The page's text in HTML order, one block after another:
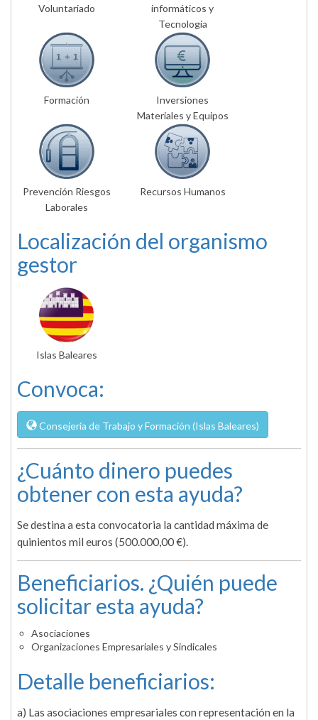
Voluntariado
informáticos y
Tecnología
Formación
Inversiones
Materiales y Equipos
Prevención Riesgos
Laborales
Recursos Humanos
Localización del organismo
gestor
Islas Baleares
Convoca:
Consejería de Trabajo y Formación (Islas Baleares)
¿Cuánto dinero puedes
obtener con esta ayuda?
Se destina a esta convocatoria la cantidad máxima de
quinientos mil euros (500.000,00 €).
Beneficiarios. ¿Quién puede
solicitar esta ayuda?
Asociaciones
Organizaciones Empresariales y Sindicales
Detalle beneficiarios:
a) Las asociaciones empresariales con representación en la